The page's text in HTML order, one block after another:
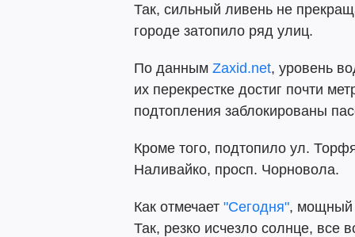
Так, сильный ливень не
городе затопило ряд улиц.
По данным Zaxid.net, уровень
их перекрестке достиг почти
подтопления заблокированы
Кроме того, подтопило ул.
Наливайко, просп. Чорновола.
Как отмечает "Сегодня", мощный
Так, резко исчезло солнце, все